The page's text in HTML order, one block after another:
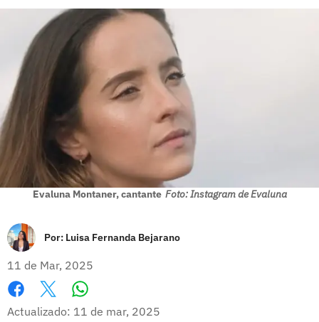
Evaluna Montaner, cantante Foto: Instagram de Evaluna
Por: Luisa Fernanda Bejarano
11 de Mar, 2025
Facebook
X
Actualizado: 11 de mar, 2025